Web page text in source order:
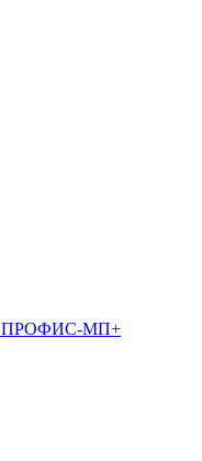
ПРОФИС-МП+